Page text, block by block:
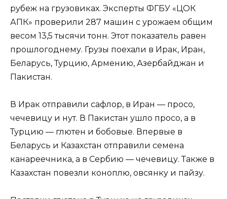
рубеж на грузовиках. Эксперты ФГБУ «ЦОК
АПК» проверили 287 машин с урожаем общим
весом 13,5 тысячи тонн. Этот показатель равен
прошлогоднему. Грузы поехали в Ирак, Иран,
Беларусь, Турцию, Армению, Азербайджан и
Пакистан.
В Ирак отправили сафлор, в Иран — просо,
чечевицу и нут. В Пакистан ушло просо, а в
Турцию — глютен и бобовые. Впервые в
Беларусь и Казахстан отправили семена
канареечника, а в Сербию — чечевицу. Также в
Казахстан повезли коноплю, овсянку и пайзу.